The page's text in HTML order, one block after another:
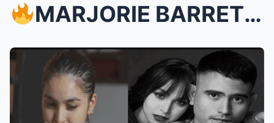
MARJORIE BARRETTO, NAGSALITA NA TUNGKOL SA HIWALA...